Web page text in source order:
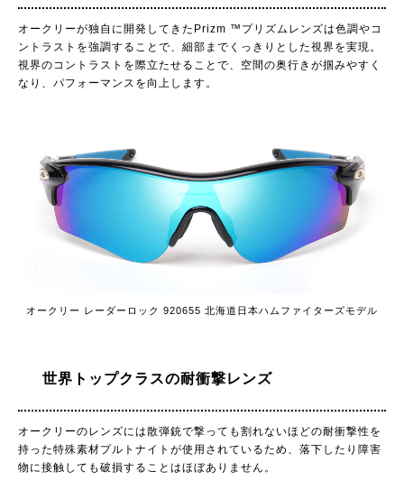
オークリーが独自に開発してきたPrizm ™プリズムレンズは色調やコ
ントラストを強調することで、細部までくっきりとした視界を実現。
視界のコントラストを際立たせることで、空間の奥行きが掴みやすく
なり、パフォーマンスを向上します。
オークリー レーダーロック 920655 北海道日本ハムファイターズモデル
世界トップクラスの耐衝撃レンズ
オークリーのレンズには散弾銃で撃っても割れないほどの耐衝撃性を
持った特殊素材プルトナイトが使用されているため、落下したり障害
物に接触しても破損することはほぼありません。